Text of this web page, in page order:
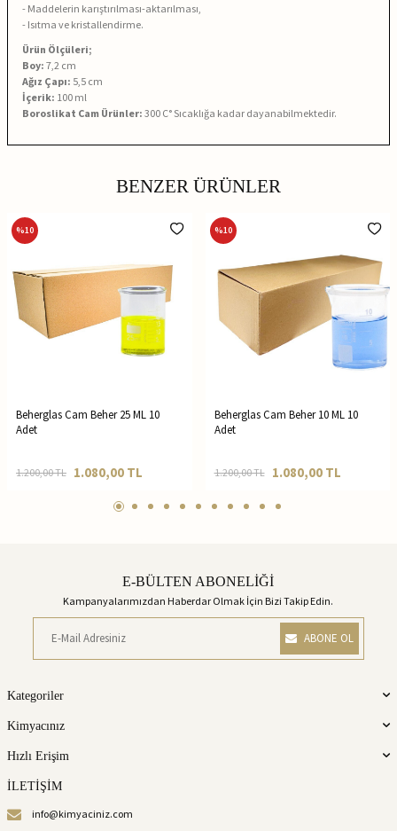
- Maddelerin karıştırılması-aktarılması,
- Isıtma ve kristallendirme.
Ürün Ölçüleri;
Boy: 7,2 cm
Ağız Çapı: 5,5 cm
İçerik: 100 ml
Boroslikat Cam Ürünler: 300 C° Sıcaklığa kadar dayanabilmektedir.
BENZER ÜRÜNLER
%10
Beherglas Cam Beher 25 ML 10
Adet
1.200,00TL 1.080,00 TL
%10
Beherglas Cam Beher 10 ML 10
Adet
1.200,00TL 1.080,00TL
E-BÜLTEN ABONELİĞİ
Kampanyalarımızdan Haberdar Olmak İçin Bizi Takip Edin.
ABONE OL
Kategoriler
Kimyacınız
Hızlı Erişim
İLETİŞİM
info@kimyaciniz.com